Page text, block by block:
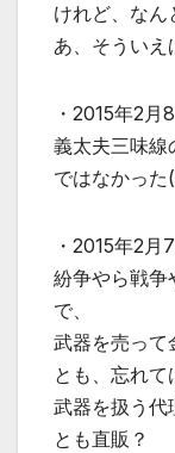
けれど、なん
あ、そういえ
・2015年2月
義太夫三味線
ではなかった
・2015年2月
紛争やら戦争
で、
武器を売って
とも、忘れて
武器を扱う代
とも直販？